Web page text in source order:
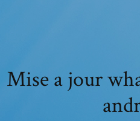
Mise a jour